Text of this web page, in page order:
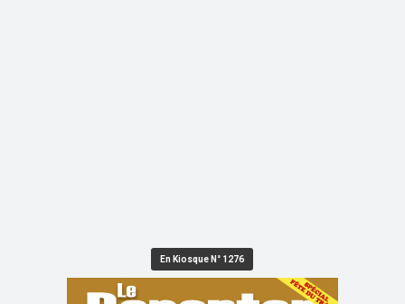
En Kiosque N° 1276